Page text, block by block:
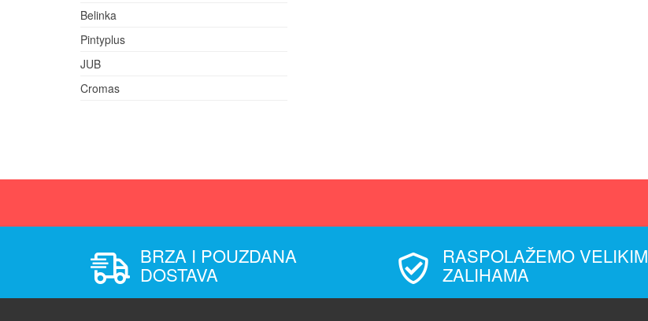
Belinka
Pintyplus
JUB
Cromas
BRZA I POUZDANA
DOSTAVA
RASPOLAŽEMO VELIKIM
ZALIHAMA